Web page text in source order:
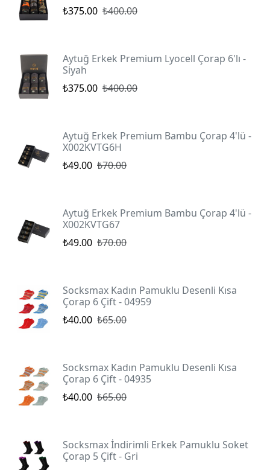
₺375.00 ₺400.00
Aytuğ Erkek Premium Lyocell Çorap 6'lı -
Siyah
₺375.00 ₺400.00
Aytuğ Erkek Premium Bambu Çorap 4'lü -
X002KVTG6H
₺49.00 ₺70.00
Aytuğ Erkek Premium Bambu Çorap 4'lü -
X002KVTG67
₺49.00 ₺70.00
Socksmax Kadın Pamuklu Desenli Kısa
Çorap 6 Çift - 04959
₺40.00 ₺65.00
Socksmax Kadın Pamuklu Desenli Kısa
Çorap 6 Çift - 04935
₺40.00 ₺65.00
Socksmax İndirimli Erkek Pamuklu Soket
Çorap 5 Çift - Gri